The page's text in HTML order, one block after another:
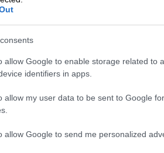
allow Google to enable storage related to
identifiers in apps.
allow my user data to be sent to Google
allow Google to send me personalized
το φασιστοειδές έτρεξε
ράμματα κοντά στο μάτι.
Μόλις στις 15/6
Περιστέρι δέχτηκε
“πελάτη” όταν
Η απάντηση ήταν
προκάλεσαν αιμορραγία
σε σκοτώσω”.